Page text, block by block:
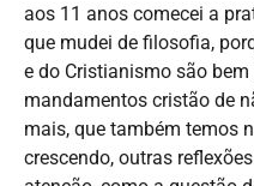
aos 11 anos comecei a
que mudei de filosofia,
e do Cristianismo são
mandamentos cristão de
mais, que também temos
crescendo, outras